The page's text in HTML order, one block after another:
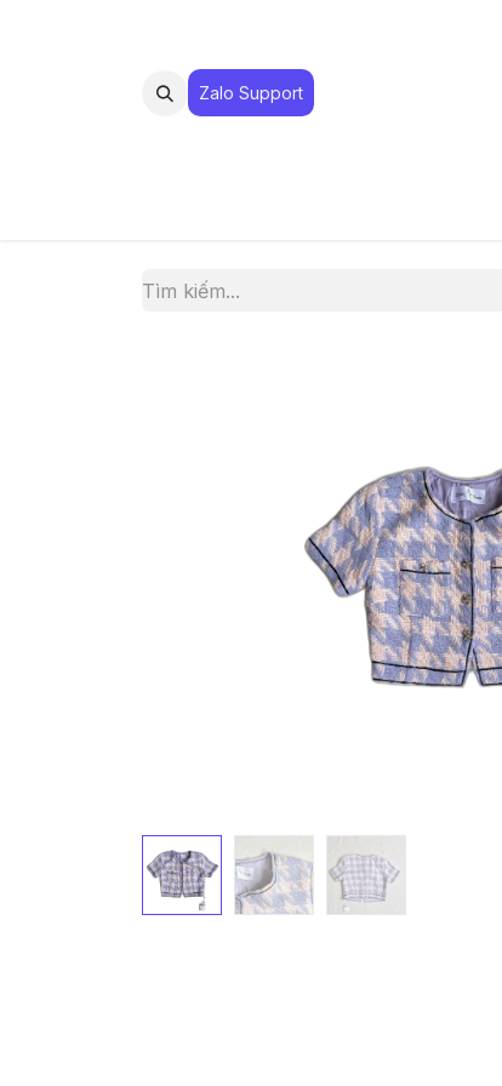
Zalo Suppo​​​​​​rt